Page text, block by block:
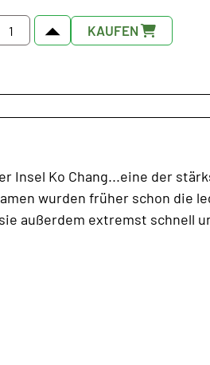
KAUFEN
Insel Ko Chang...eine der
wurden früher schon die
außerdem extremst schnell